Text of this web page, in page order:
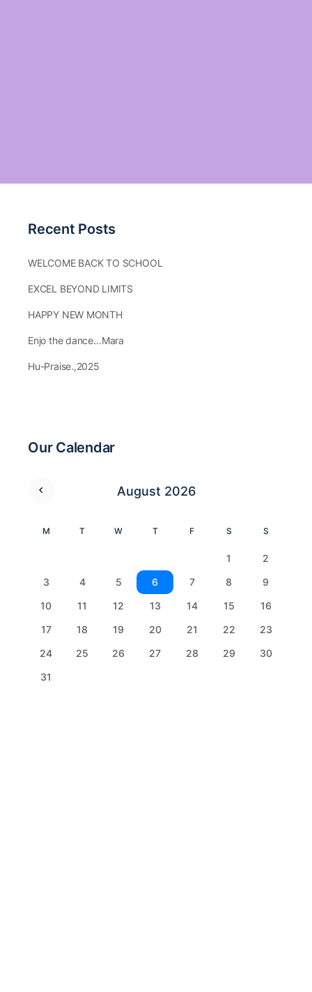
Recent Posts
WELCOME BACK TO SCHOOL
EXCEL BEYOND LIMITS
HAPPY NEW MONTH
Enjo the dance…Mara
Hu-Praise.,2025
Our Calendar
August 2026
M T W T F S S
1
2
3
4 5 6 7 8
9
10
11 12 13 14 15
16
17
18 19 20 21 22
23
24
25 26 27 28 29
30
31